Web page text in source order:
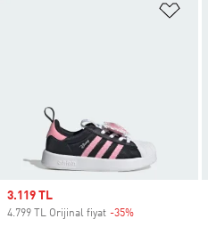
Sale price
3.119 TL
4.799 TL Orijinal fiyat -35%